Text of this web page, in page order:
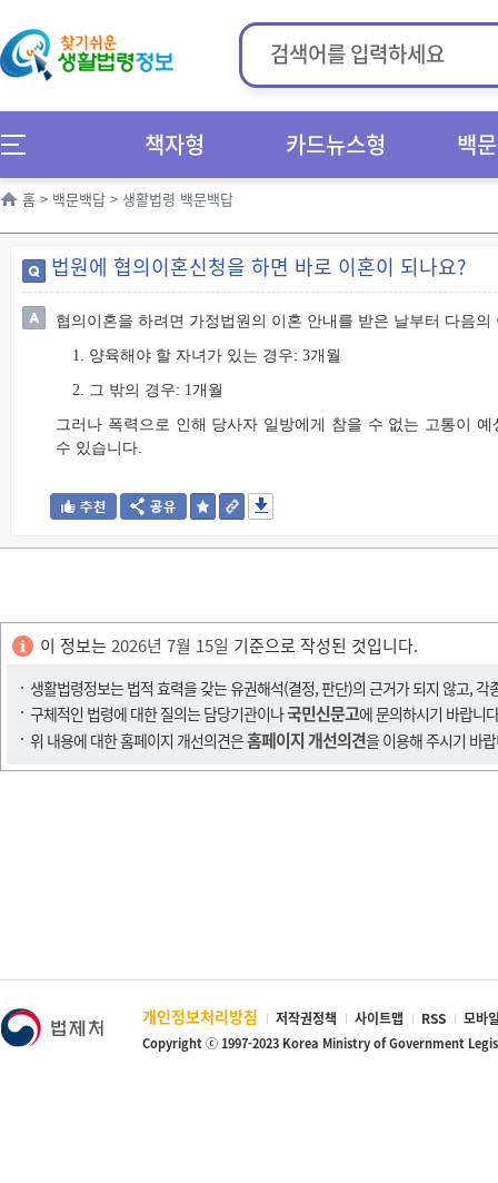
책자형 카드뉴스형 백
홈 > 백문백답 > 생활법령 백문백답
법원에 협의이혼신청을 하면 바로 이혼이 되나요?
협의이혼을 하려면 가정법원의 이혼 안내를 받은 날부터 다음
1. 양육해야 할 자녀가 있는 경우: 3개월
2. 그 밖의 경우: 1개월
그러나 폭력으로 인해 당사자 일방에게 참을 수 없는 고통이
수 있습니다.
이 정보는 2026년 7월 15일 기준으로 작성된 것입니다.
생활법령정보는 법적 효력을 갖는 유권해석(결정, 판단)의 근거가 되지 않고,
구체적인 법령에 대한 질의는 담당기관이나국민신문고에 문의하시기 바랍니
위 내용에 대한 홈페이지 개선의견은홈페이지 개선의견을 이용해 주시기 바
개인정보처리방침 저작권정책 사이트맵 RSS 모바
Copyright ⓒ 1997-2023 Korea Ministry of Government